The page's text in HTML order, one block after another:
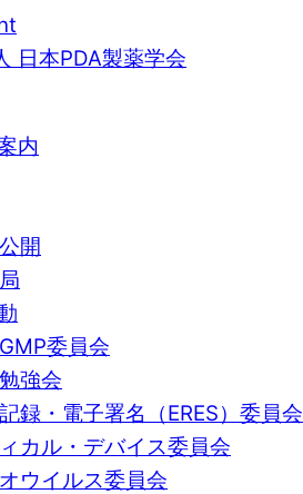
内
開
委員会
強会
録・電子署名（ERES）委員会
カル・デバイス委員会
ウイルス委員会